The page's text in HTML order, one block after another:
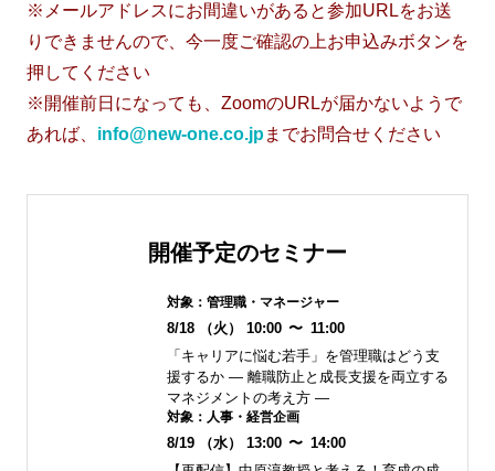
※メールアドレスにお間違いがあると参加URLをお送
りできませんので、今一度ご確認の上お申込みボタンを
押してください
※開催前日になっても、ZoomのURLが届かないようで
あれば、 info@new-one.co.jpまでお問合せください
開催予定のセミナー
対象： 管理職・マネージャー
8/18 （火） 10:00 〜 11:00
「キャリアに悩む若手」を管理職はどう支
援するか ― 離職防止と成長支援を両立する
マネジメントの考え方 ―
対象： 人事・経営企画
8/19 （水） 13:00 〜 14:00